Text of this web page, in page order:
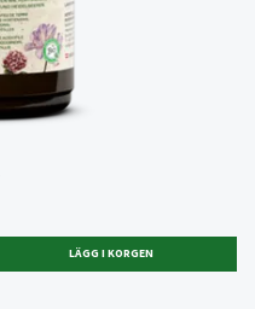
LÄGG I KORGEN